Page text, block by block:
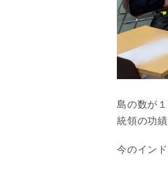
島の数が
統領の功
今のイン